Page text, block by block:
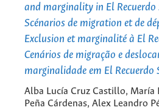
and marginality in El Recuerdo
Scénarios de migration et de
Exclusion et marginalité à El
Cenários de migração e
marginalidade em El Recuerdo
Alba Lucía Cruz Castillo, María
Peña Cárdenas, Alex Leandro